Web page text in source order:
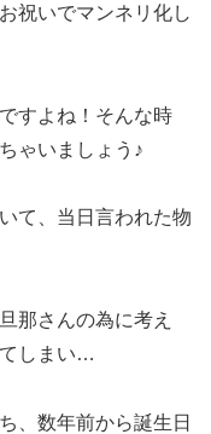
祝いでマンネリ化し
すよね！そんな時
ゃいましょう♪
て、当日言われた物
那さんの為に考え
しまい…
、数年前から誕生日